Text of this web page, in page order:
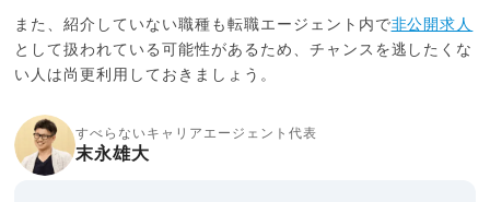
また、紹介していない職種も転職エージェント内で非公開求人
として扱われている可能性があるため、チャンスを逃したくな
い人は尚更利用しておきましょう。
すべらないキャリアエージェント代表
末永雄大